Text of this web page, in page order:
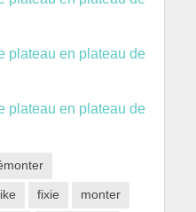
fixie monter